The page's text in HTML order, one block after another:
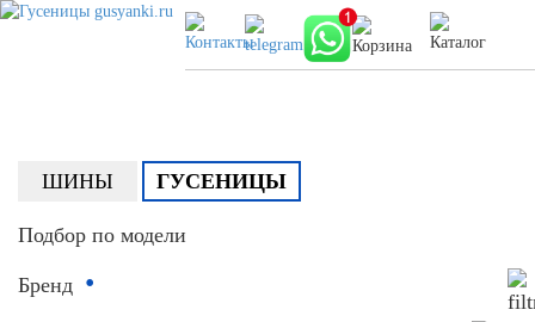
ШИНЫ ГУСЕНИЦЫ
Подбор по модели
Бренд •